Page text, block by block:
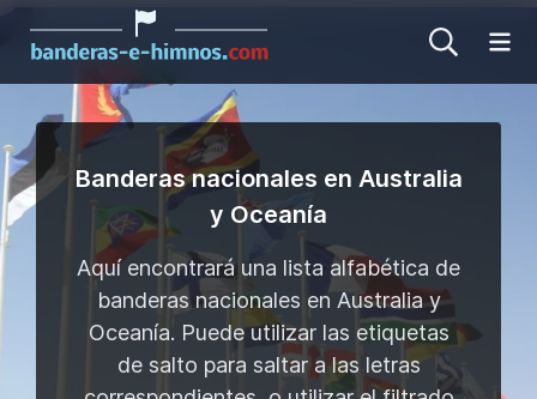
Banderas nacionales en Australia
y Oceanía
Aquí encontrará una lista alfabética de
banderas nacionales en Australia y
Oceanía. Puede utilizar las etiquetas
de salto para saltar a las letras